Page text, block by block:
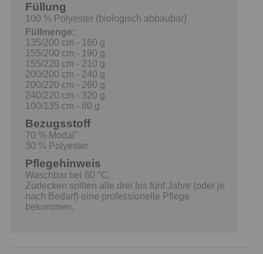
Füllung
100 % Polyester (biologisch abbaubar)
Füllmenge:
135/200 cm - 160 g
155/200 cm - 190 g
155/220 cm - 210 g
200/200 cm - 240 g
200/220 cm - 260 g
240/220 cm - 320 g
100/135 cm - 80 g
Bezugsstoff
70 % Modal"
30 % Polyester
Pflegehinweis
Waschbar bei 60 °C.
Zudecken sollten alle drei bis fünf Jahre (oder je
nach Bedarf) eine professionelle Pflege
bekommen.